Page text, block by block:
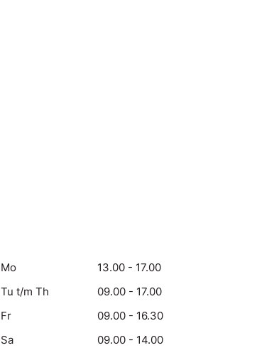
Mo
13.00 - 17.00
Tu t/m Th
09.00 - 17.00
Fr
09.00 - 16.30
Sa
09.00 - 14.00